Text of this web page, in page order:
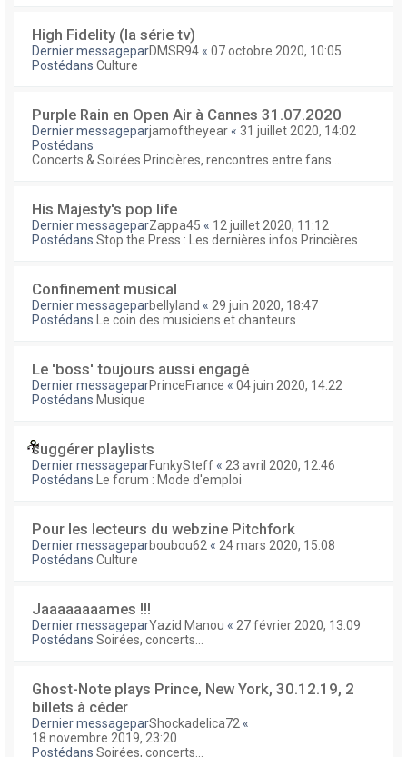
High Fidelity (la série tv)
Dernier messageparDMSR94 « 07 octobre 2020, 10:05
Postédans Culture
Purple Rain en Open Air à Cannes 31.07.2020
Dernier messageparjamoftheyear « 31 juillet 2020, 14:02
Postédans
Concerts & Soirées Princières, rencontres entre fans...
His Majesty's pop life
Dernier messageparZappa45 « 12 juillet 2020, 11:12
Postédans Stop the Press : Les dernières infos Princières
Confinement musical
Dernier messageparbellyland « 29 juin 2020, 18:47
Postédans
Le coin des musiciens et chanteurs
Le 'boss' toujours aussi engagé
Dernier messageparPrinceFrance « 04 juin 2020, 14:22
Postédans Musique
suggérer playlists
Dernier messageparFunkySteff « 23 avril 2020, 12:46
Postédans
Le forum : Mode d'emploi
Pour les lecteurs du webzine Pitchfork
Dernier messageparboubou62 « 24 mars 2020, 15:08
Postédans Culture
Jaaaaaaaames !!!
Dernier messageparYazid Manou « 27 février 2020, 13:09
Postédans Soirées, concerts...
Ghost-Note plays Prince, New York, 30.12.19, 2
billets à céder
Dernier messageparShockadelica72 «
18 novembre 2019, 23:20
Postédans Soirées, concerts...